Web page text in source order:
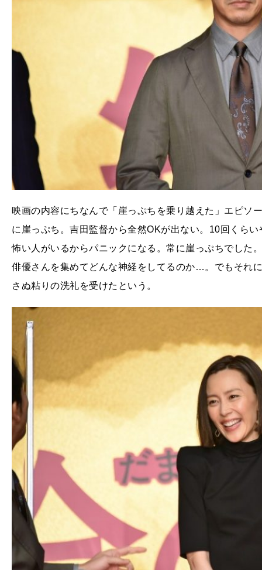
映画の内容にちなんで「崖っぷちを乗り越えた」エピソ
に崖っぷち。吉田監督から全然OKが出ない。10回くら
怖い人がいるからパニックになる。常に崖っぷちでした
俳優さんを集めてどんな神経をしてるのか…。でもそれ
さぬ粘りの洗礼を受けたという。